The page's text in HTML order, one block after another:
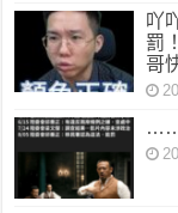
吖
罰
哥